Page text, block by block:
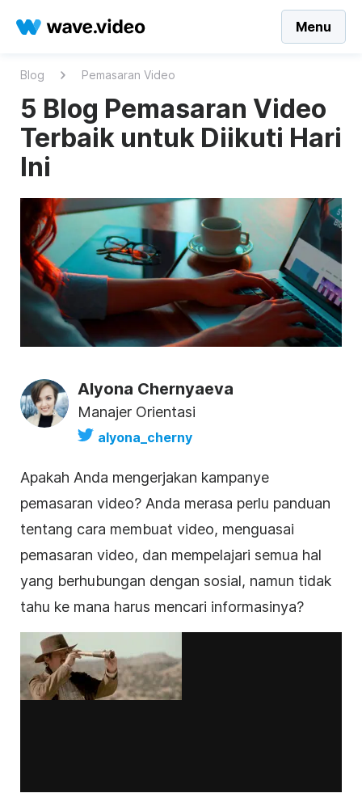
Menu
Blog Pemasaran Video
5 Blog Pemasaran Video
Terbaik untuk Diikuti Hari
Ini
Alyona Chernyaeva
Manajer Orientasi
alyona_cherny
Apakah Anda mengerjakan kampanye
pemasaran video? Anda merasa perlu panduan
tentang cara membuat video, menguasai
pemasaran video, dan mempelajari semua hal
yang berhubungan dengan sosial, namun tidak
tahu ke mana harus mencari informasinya?